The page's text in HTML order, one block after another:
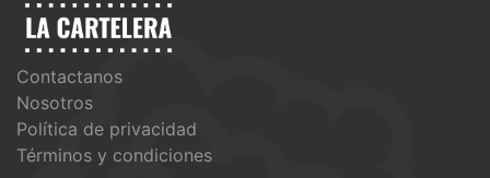
Contactanos
Nosotros
Política de privacidad
Términos y condiciones